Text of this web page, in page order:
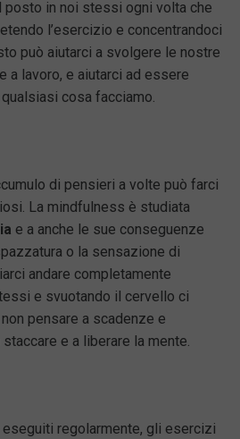
posto in noi stessi ogni volta che
l’esercizio e concentrandoci
può aiutarci a svolgere le nostre
a lavoro, e aiutarci ad essere
cosa facciamo.
di pensieri a volte può farci
La mindfulness è studiata
e a anche le sue conseguenze
o la sensazione di
andare completamente
e svuotando il cervello ci
pensare a scadenze e
e a liberare la mente.
regolarmente, gli esercizi